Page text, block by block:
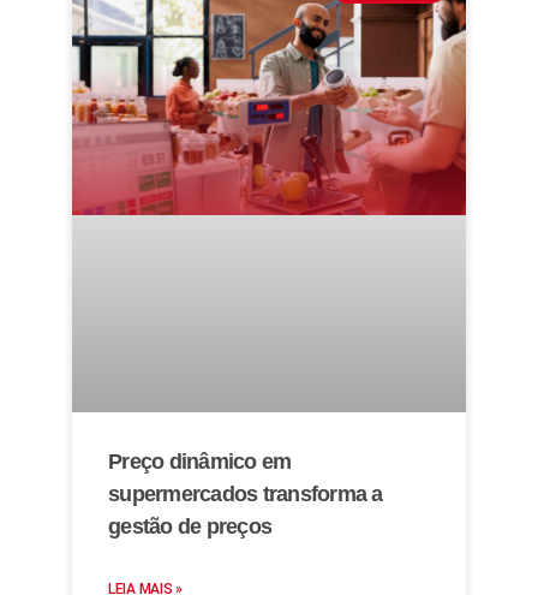
Preço dinâmico em
supermercados transforma a
gestão de preços
LEIA MAIS »